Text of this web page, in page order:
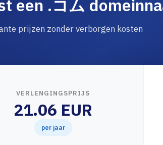
een .コム
prijzen zonder verborgen kosten
VERLENGINGSPRIJS
21.06 EUR
per jaar